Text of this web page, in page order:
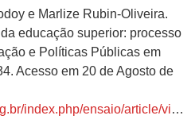
e Marlize Rubin-Oliveira.
educação superior: processo
e Políticas Públicas em
Acesso em 20 de Agosto de
index.php/ensaio/article/view/488